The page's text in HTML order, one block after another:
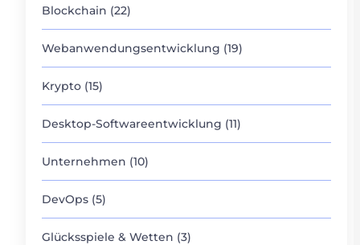
Blockchain (22)
Webanwendungsentwicklung (19)
Krypto (15)
Desktop-Softwareentwicklung (11)
Unternehmen (10)
DevOps (5)
Glücksspiele & Wetten (3)